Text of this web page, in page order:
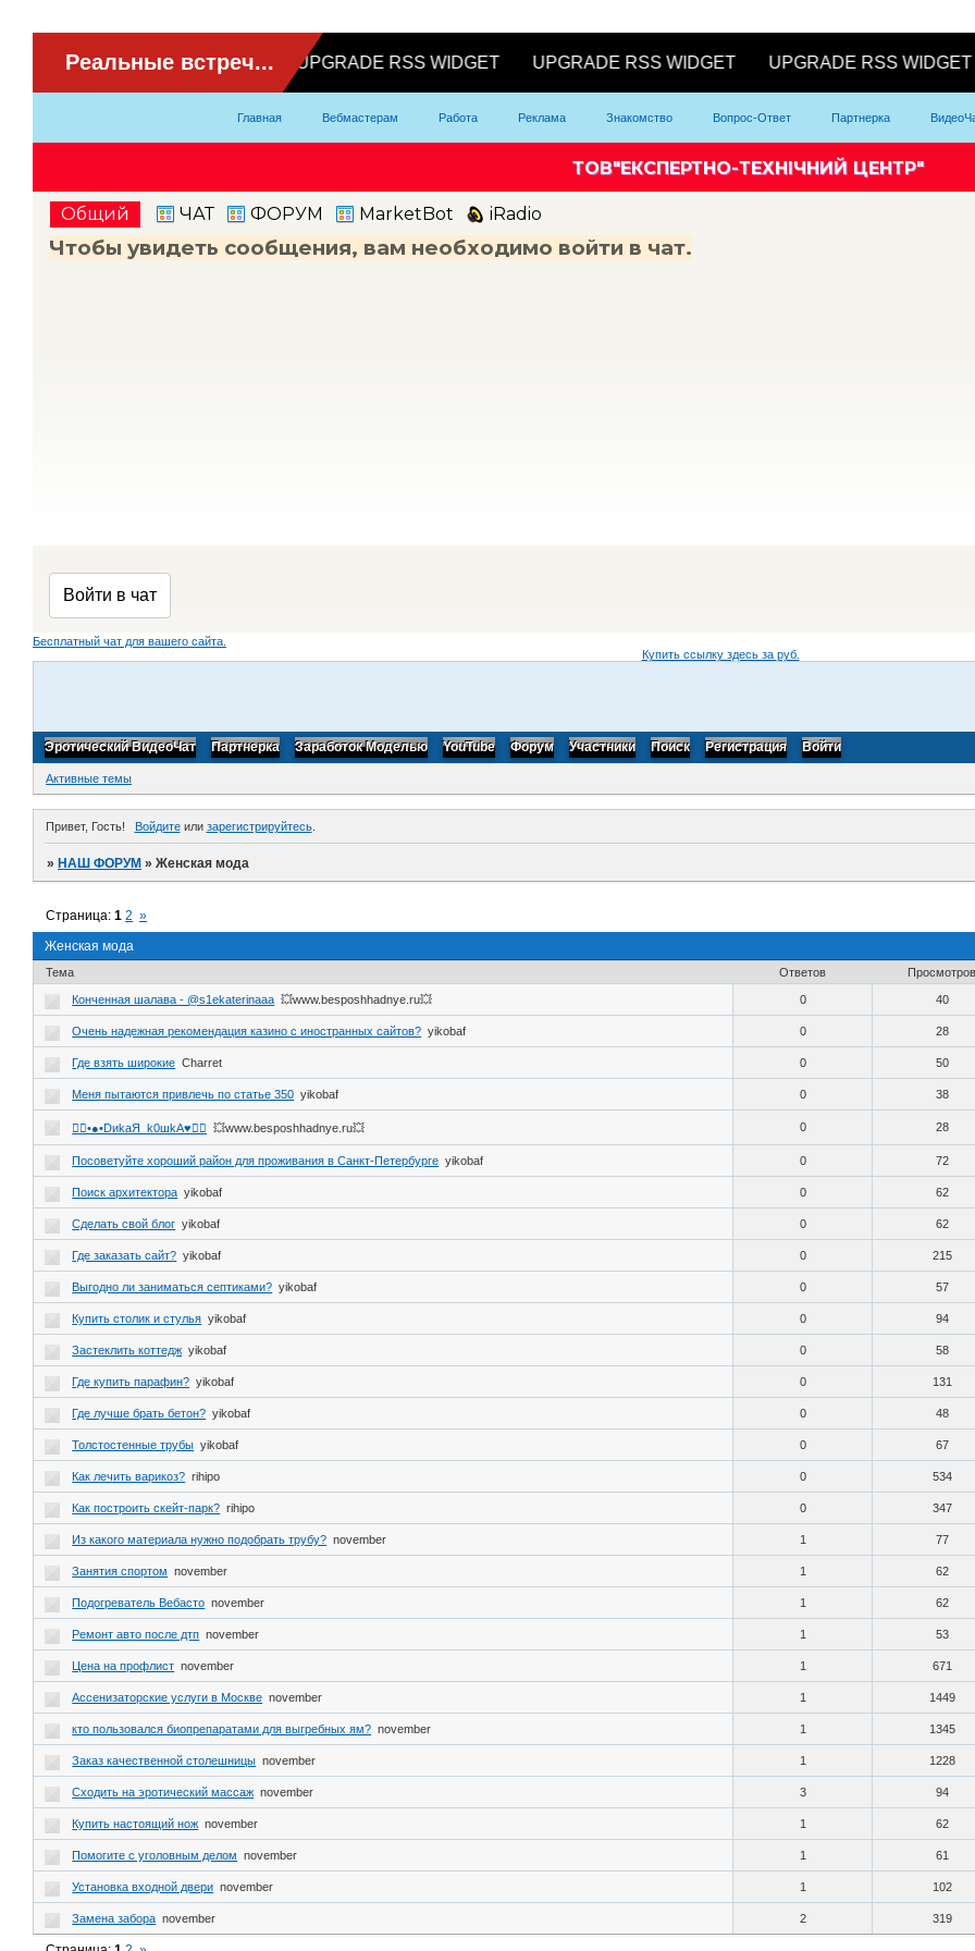
Главная Вебмастерам Работа Реклама Знакомство Вопрос-Ответ Партнерка
Бесплатный чат для вашего сайта.
Купить ссылку здесь за руб.
Эротический ВидеоЧат Партнерка Заработок Моделью YouTube Форум Участники Поиск Регистрация Войти
Активные темы
Привет, Гость! Войдитеили зарегистрируйтесь.
»НАШ ФОРУМ »Женская мода
Женская мода
Страница:1 2 »
Тема Ответов Просмотров
Конченная шалава - @s1ekaterinaaa 💥www.besposhhadnye.ru💥 0 40
Очень надежная рекомендация казино с иностранных сайтов? yikobaf 0 28
Где взять широкие Charret 0 50
Меня пытаются привлечь по статье 350 yikobaf 0 38
❤️‍🔥•●•DиkаЯ_k0шkА♥️❤️‍🔥 💥www.besposhhadnye.ru💥 0 28
Посоветуйте хороший район для проживания в Санкт-Петербурге yikobaf 0 72
Поиск архитектора yikobaf 0 62
Сделать свой блог yikobaf 0 62
Где заказать сайт? yikobaf 0 215
Выгодно ли заниматься септиками? yikobaf 0 57
Купить столик и стулья yikobaf 0 94
Застеклить коттедж yikobaf 0 58
Где купить парафин? yikobaf 0 131
Где лучше брать бетон? yikobaf 0 48
Толстостенные трубы yikobaf 0 67
Как лечить варикоз? rihipo 0 534
Как построить скейт-парк? rihipo 0 347
Из какого материала нужно подобрать трубу? november 1 77
Занятия спортом november 1 62
Подогреватель Вебасто november 1 62
Ремонт авто после дтп november 1 53
Цена на профлист november 1 671
Ассенизаторские услуги в Москве november 1 1449
кто пользовался биопрепаратами для выгребных ям? november 1 1345
Заказ качественной столешницы november 1 1228
Сходить на эротический массаж november 3 94
Купить настоящий нож november 1 62
Помогите с уголовным делом november 1 61
Установка входной двери november 1 102
Замена забора november 2 319
ВидеоЧат
Партнерка
Модели
Контакты